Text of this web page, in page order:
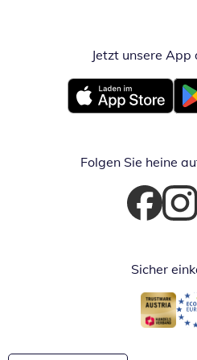
Jetzt unsere
Öffnet in neuem
Folgen Sie heine
Öffnet in
Sicher
Öffnet in